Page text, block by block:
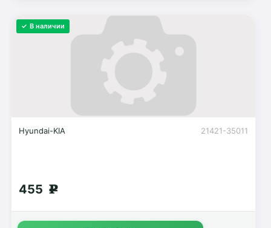
✓ В наличии
21421-35011
Hyundai-KIA
455 g